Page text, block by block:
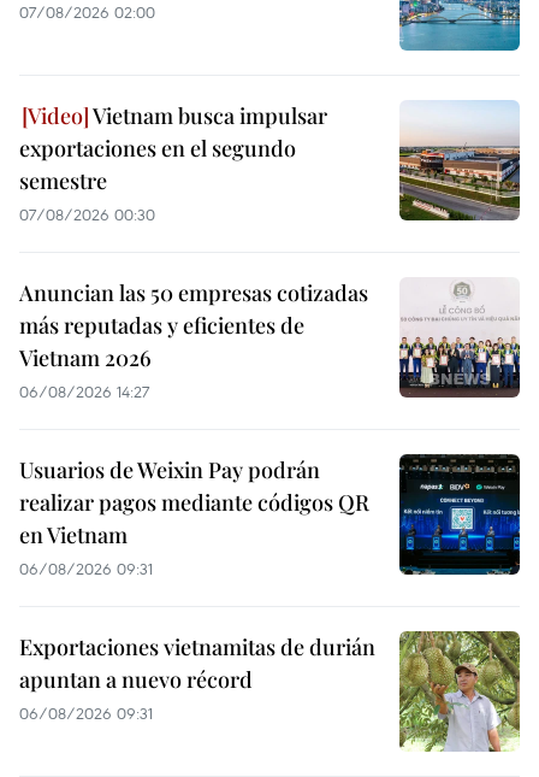
07/08/2026 02:00
Vietnam busca impulsar
exportaciones en el segundo
semestre
07/08/2026 00:30
Anuncian las 50 empresas cotizadas
más reputadas y eficientes de
Vietnam 2026
06/08/2026 14:27
Usuarios de Weixin Pay podrán
realizar pagos mediante códigos QR
en Vietnam
06/08/2026 09:31
Exportaciones vietnamitas de durián
apuntan a nuevo récord
06/08/2026 09:31